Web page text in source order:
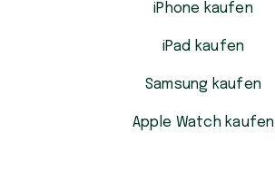
iPhone kaufen
iPad kaufen
Samsung kaufen
Apple Watch kaufen